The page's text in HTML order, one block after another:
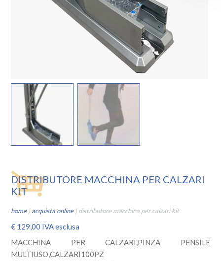
DISTRIBUTORE MACCHINA PER CALZARI
KIT
home|acquista online|distributore macchina per calzari kit
€ 129,00 IVA esclusa
MACCHINA PER CALZARI,PINZA PENSILE
MULTIUSO,CALZARI100PZ